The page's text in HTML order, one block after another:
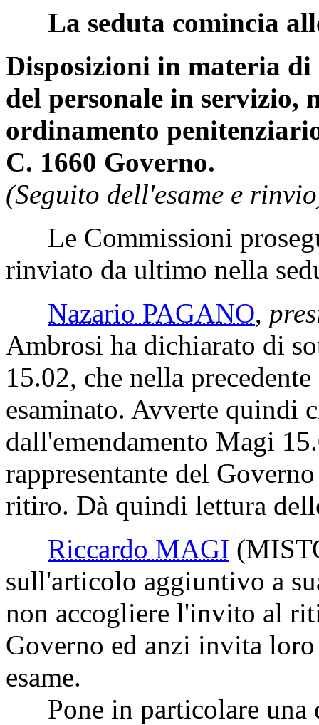
La seduta comincia
Disposizioni in materia
del personale in servizio,
ordinamento
C. 1660 Governo.
(Seguito dell'esame e
Le Commissioni
rinviato da ultimo nella
Nazario PAGANO,
Ambrosi ha dichiarato di
15.02, che nella
esaminato. Avverte quindi
dall'emendamento Magi
rappresentante del
ritiro. Dà quindi lettura
Riccardo MAGI
sull'articolo aggiuntivo a
non accogliere l'invito al
Governo ed anzi invita
esame.
Pone in particolare una